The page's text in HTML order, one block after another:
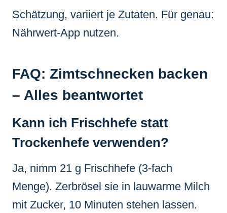
Schätzung, variiert je Zutaten. Für genau:
Nährwert-App nutzen.
FAQ: Zimtschnecken backen
– Alles beantwortet
Kann ich Frischhefe statt
Trockenhefe verwenden?
Ja, nimm 21 g Frischhefe (3-fach
Menge). Zerbrösel sie in lauwarme Milch
mit Zucker, 10 Minuten stehen lassen.